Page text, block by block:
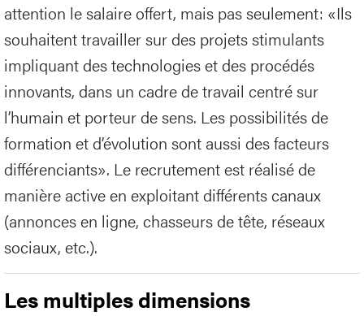
attention le salaire offert, mais pas seulement: «Ils
souhaitent travailler sur des projets stimulants
impliquant des technologies et des procédés
innovants, dans un cadre de travail centré sur
l’humain et porteur de sens. Les possibilités de
formation et d’évolution sont aussi des facteurs
différenciants». Le recrutement est réalisé de
manière active en exploitant différents canaux
(annonces en ligne, chasseurs de tête, réseaux
sociaux, etc.).
Les multiples dimensions